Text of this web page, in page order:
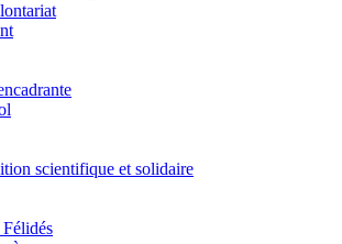
scientifique et solidaire